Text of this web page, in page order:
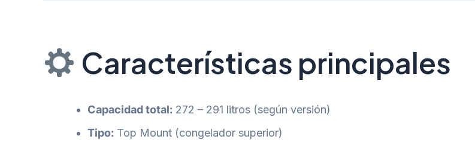
Características principales
Capacidad total: 272 – 291 litros (según versión)
Tipo: Top Mount (congelador superior)